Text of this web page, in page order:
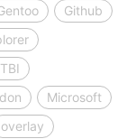
Github
Microsoft
overlay